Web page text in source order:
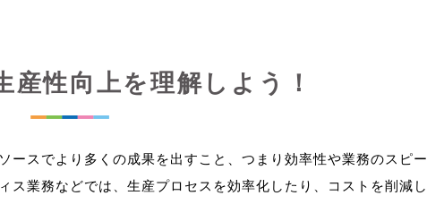
産性向上を理解しよう！
ースでより多くの成果を出すこと、つまり効率性や業務のスピー
ス業務などでは、生産プロセスを効率化したり、コストを削減し